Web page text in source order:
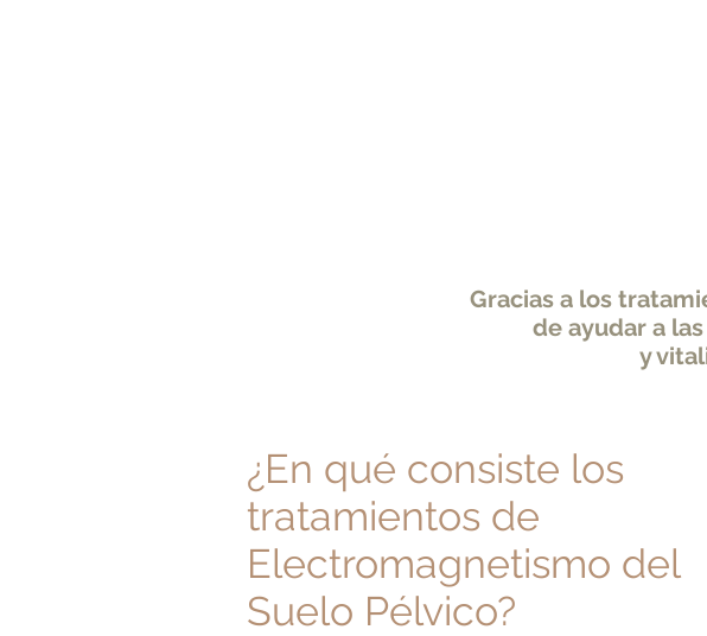
Gracias a los
de ayudar a
y
¿En qué consiste los
tratamientos de
Electromagnetismo del
Suelo Pélvico?